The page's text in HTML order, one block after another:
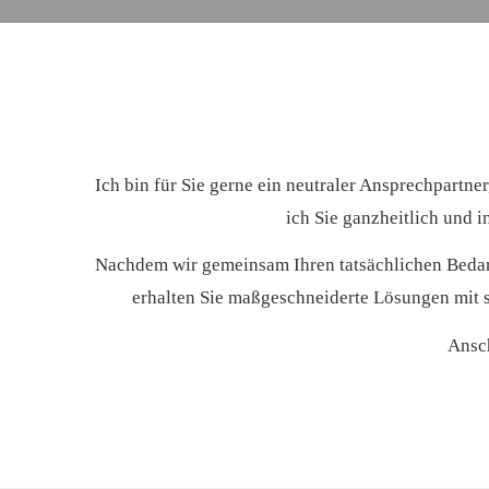
Ich bin für Sie gerne ein neutraler
ich Sie ganzheitlich und
Nachdem wir gemeinsam Ihren tatsächlichen
erhalten Sie maßgeschneiderte Lösungen